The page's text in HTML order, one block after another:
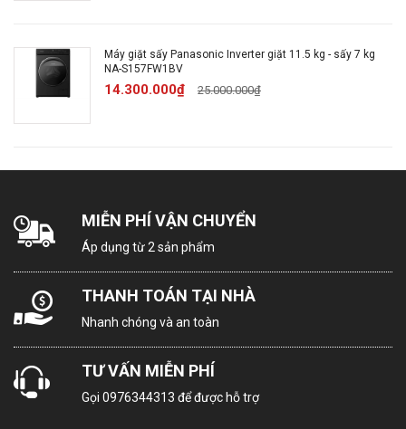
Chất liệu
cửa máy:
Kim loại
Xuất xứ
THÔNG TIN SẢN PHẨM
Giới thiệu: Tủ giặt hấp
sấy LG Styler
SC5MNR4G
Máy giặt sấy Panasonic Inverter giặt 11.5 kg - sấy 7 kg
NA-S157FW1BV
14.300.000₫ 25.000.000₫
MIỄN PHÍ VẬN CHUYỂN
Áp dụng từ 2 sản phẩm
THANH TOÁN TẠI NHÀ
Nhanh chóng và an toàn
TƯ VẤN MIỄN PHÍ
Gọi 0976344313 để được hỗ trợ